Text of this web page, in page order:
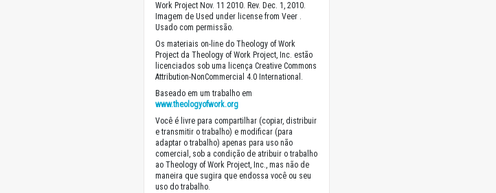
Work Project Nov. 11 2010. Rev. Dec. 1, 2010.
Imagem de Used under license from Veer .
Usado com permissão.
Os materiais on-line do Theology of Work
Project da Theology of Work Project, Inc. estão
licenciados sob uma licença Creative Commons
Attribution-NonCommercial 4.0 International.
Baseado em um trabalho em
www.theologyofwork.org
Você é livre para compartilhar (copiar, distribuir
e transmitir o trabalho) e modificar (para
adaptar o trabalho) apenas para uso não
comercial, sob a condição de atribuir o trabalho
ao Theology of Work Project, Inc., mas não de
maneira que sugira que endossa você ou seu
uso do trabalho.